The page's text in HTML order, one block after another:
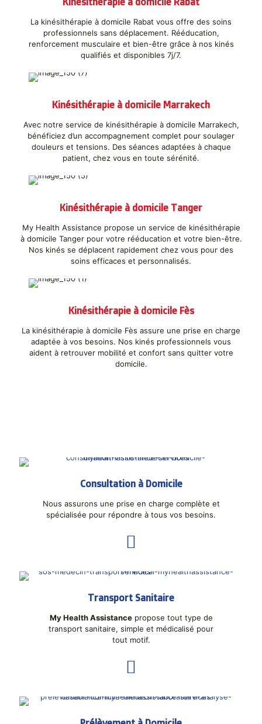
La kinésithérapie à domicile Rabat vous offre des soins
professionnels sans déplacement. Rééducation,
renforcement musculaire et bien-être grâce à nos kinés
qualifiés et disponibles 7j/7.
Kinésithérapie à domicile Marrakech
Avec notre service de kinésithérapie à domicile Marrakech,
bénéficiez d’un accompagnement complet pour soulager
douleurs et tensions. Des séances adaptées à chaque
patient, chez vous en toute sérénité.
Kinésithérapie à domicile Tanger
My Health Assistance propose un service de kinésithérapie
à domicile Tanger pour votre rééducation et votre bien-être.
Nos kinés se déplacent rapidement chez vous pour des
soins efficaces et personnalisés.
Kinésithérapie à domicile Fès
La kinésithérapie à domicile Fès assure une prise en charge
adaptée à vos besoins. Nos kinés professionnels vous
aident à retrouver mobilité et confort sans quitter votre
domicile.
Consultation à Domicile
Nous assurons une prise en charge complète et
spécialisée pour répondre à tous vos besoins.
Transport Sanitaire
My Health Assistancepropose tout type de
transport sanitaire, simple et médicalisé pour
tout motif.